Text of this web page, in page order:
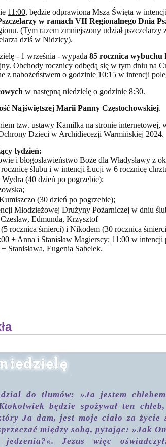
11:00, będzie odprawiona Msza Święta w
w ramach VII Regionalnego Dnia
(Tym razem zmniejszony udział pszczelarzy
dziś w Nidzicy).
- 1 września - wypada 85 rocznica
Obchody rocznicy odbędą się w tym dniu na
z nabożeństwem o godzinie 10:15 w intencji
w następną niedzielę o godzinie 8:30.
Najświętszej Marii Panny Częstochowskiej.
tzw. ustawy Kamilka na stronie internetowej,
Dzieci w Archidiecezji Warmińskiej 2024.
tydzień:
i błogosławieństwo Boże dla Władysławy z
ślubu i w intencji Łucji w 6 rocznicę
(40 dzień po pogrzebie);
(30 dzień po pogrzebie);
Młodzieżowej Drużyny Pożarniczej w dniu
Edmunda, Krzysztof
rocznica śmierci) i Nikodem (30 rocznica
+ Anna i Stanisław Magierscy; 11:00 w intencji
+ Stanisława, Eugenia Sabelek.
do tłumów: »Ja jestem
będzie spożywał ten
Ja dam, jest moje ciało za życie
między sobą, pytając: »Jak
Jezus więc